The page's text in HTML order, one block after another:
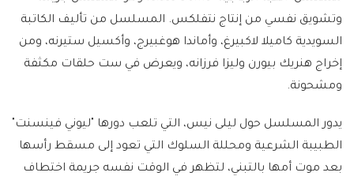
وتشويق نفسي من إنتاج نتفلكس. المسلسل من تأليف الكاتبة
السويدية كاميلا لاكبيرغ، وأماندا هوغبيرج، وأكسيل ستيرنه، ومن
إخراج هنريك بيورن وليزا فرزانه، ويعرض في ست حلقات مكثفة
ومشحونة.
يدور المسلسل حول ليلى نيس، التي تلعب دورها "ليوني فينسنت"
الطبيبة الشرعية ومحللة السلوك التي تعود إلى مسقط رأسها
بعد موت أمها بالتبني، لتظهر في الوقت نفسه جريمة اختطاف